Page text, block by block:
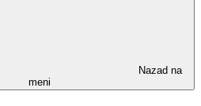
Nazad na
meni